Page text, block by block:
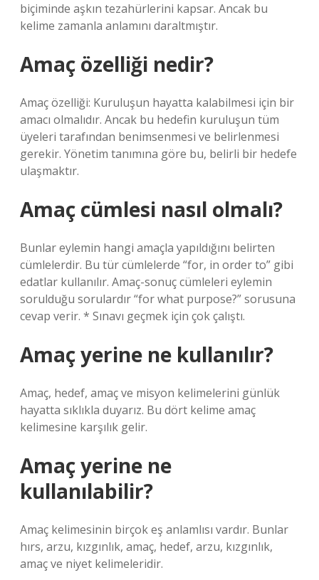
biçiminde aşkın tezahürlerini kapsar. Ancak bu
kelime zamanla anlamını daraltmıştır.
Amaç özelliği nedir?
Amaç özelliği: Kuruluşun hayatta kalabilmesi için bir
amacı olmalıdır. Ancak bu hedefin kuruluşun tüm
üyeleri tarafından benimsenmesi ve belirlenmesi
gerekir. Yönetim tanımına göre bu, belirli bir hedefe
ulaşmaktır.
Amaç cümlesi nasıl olmalı?
Bunlar eylemin hangi amaçla yapıldığını belirten
cümlelerdir. Bu tür cümlelerde “for, in order to” gibi
edatlar kullanılır. Amaç-sonuç cümleleri eylemin
sorulduğu sorulardır “for what purpose?” sorusuna
cevap verir. * Sınavı geçmek için çok çalıştı.
Amaç yerine ne kullanılır?
Amaç, hedef, amaç ve misyon kelimelerini günlük
hayatta sıklıkla duyarız. Bu dört kelime amaç
kelimesine karşılık gelir.
Amaç yerine ne
kullanılabilir?
Amaç kelimesinin birçok eş anlamlısı vardır. Bunlar
hırs, arzu, kızgınlık, amaç, hedef, arzu, kızgınlık,
amaç ve niyet kelimeleridir.